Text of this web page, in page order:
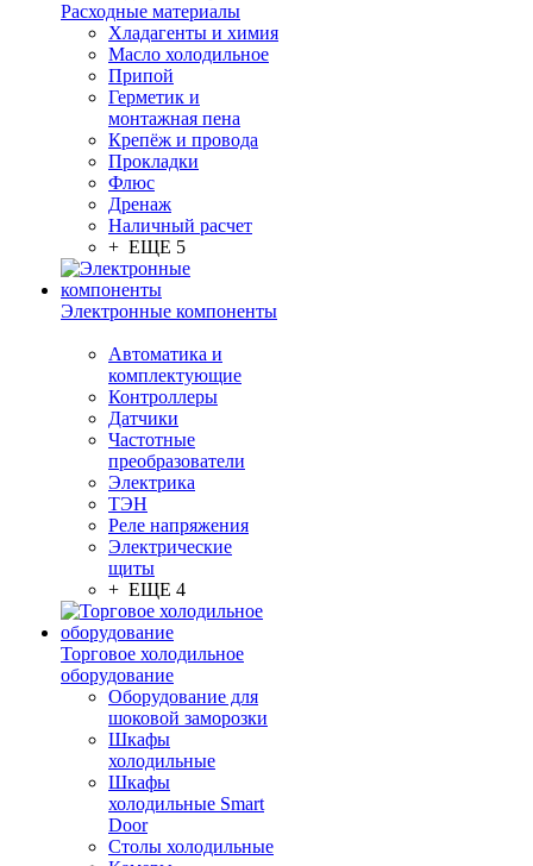
Расходные материалы
Хладагенты и химия
Масло холодильное
Припой
Герметик и
монтажная пена
Крепёж и провода
Прокладки
Флюс
Дренаж
Наличный расчет
+ ЕЩЕ 5
Электронные компоненты
Автоматика и
комплектующие
Контроллеры
Датчики
Частотные
преобразователи
Электрика
ТЭН
Реле напряжения
Электрические
щиты
+ ЕЩЕ 4
Торговое холодильное
оборудование
Оборудование для
шоковой заморозки
Шкафы
холодильные
Шкафы
холодильные Smart
Door
Столы холодильные